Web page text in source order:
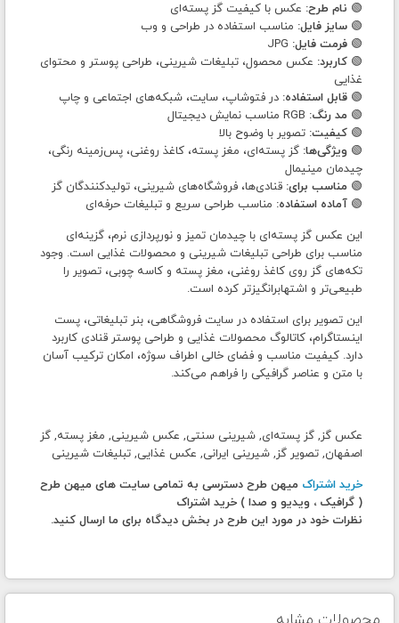
🟢 نام طرح: عکس با کیفیت گز پسته‌ای
🟢 سایز فایل: مناسب استفاده در طراحی و وب
🟢 فرمت فایل:
🟢 کاربرد: عکس محصول، تبلیغات شیرینی، طراحی پوستر و محتوای
غذایی
🟢 قابل استفاده: در فتوشاپ، سایت، شبکه‌های اجتماعی و چاپ
🟢 مد رنگ:
🟢 کیفیت: تصویر با وضوح بالا
🟢 ویژگی‌ها: گز پسته‌ای، مغز پسته، کاغذ روغنی، پس‌زمینه رنگی،
چیدمان مینیمال
🟢 مناسب برای: قنادی‌ها، فروشگاه‌های شیرینی، تولیدکنندگان گز
🟢 آماده استفاده: مناسب طراحی سریع و تبلیغات حرفه‌ای
این عکس گز پسته‌ای با چیدمان تمیز و نورپردازی نرم، گزینه‌ای
مناسب برای طراحی تبلیغات شیرینی و محصولات غذایی است. وجود
تکه‌های گز روی کاغذ روغنی، مغز پسته و کاسه چوبی، تصویر را
طبیعی‌تر و اشتهابرانگیزتر کرده است.
این تصویر برای استفاده در سایت فروشگاهی، بنر تبلیغاتی، پست
اینستاگرام، کاتالوگ محصولات غذایی و طراحی پوستر قنادی کاربرد
دارد. کیفیت مناسب و فضای خالی اطراف سوژه، امکان ترکیب آسان
با متن و عناصر گرافیکی را فراهم می‌کند.
عکس گز, گز پسته‌ای, شیرینی سنتی, عکس شیرینی, مغز پسته, گز
اصفهان, تصویر گز, شیرینی ایرانی, عکس غذایی, تبلیغات شیرینی
خرید اشتراک میهن طرح دسترسی به تمامی سایت های میهن طرح
( گرافیک ، ویدیو و صدا ) خرید اشتراک
نظرات خود در مورد این طرح در بخش دیدگاه برای ما ارسال کنید.